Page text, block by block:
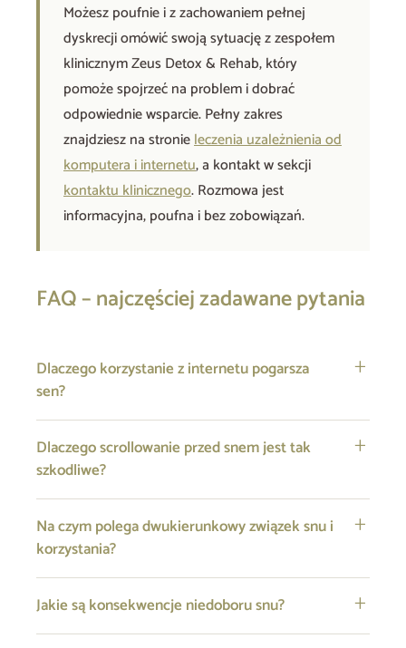
Możesz poufnie i z zachowaniem pełnej
dyskrecji omówić swoją sytuację z zespołem
klinicznym Zeus Detox & Rehab, który
pomoże spojrzeć na problem i dobrać
odpowiednie wsparcie. Pełny zakres
znajdziesz na stronieleczenia uzależnienia od
komputera i internetu, a kontakt w sekcji
kontaktu klinicznego. Rozmowa jest
informacyjna, poufna i bez zobowiązań.
FAQ – najczęściej zadawane pytania
Dlaczego korzystanie z internetu pogarsza
sen?
Dlaczego scrollowanie przed snem jest tak
szkodliwe?
Na czym polega dwukierunkowy związek snu i
korzystania?
Jakie są konsekwencje niedoboru snu?